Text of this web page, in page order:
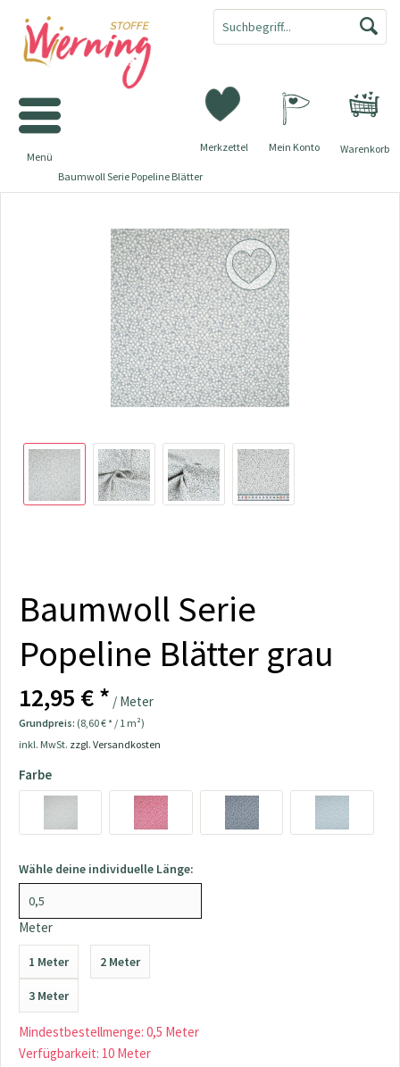
Warenkorb
Merkzettel Mein Konto
Menü
Baumwoll Serie Popeline Blätter
Baumwoll Serie
Popeline Blätter grau
12,95 € * / Meter
Grundpreis: (8,60 € * / 1 m²)
inkl. MwSt. zzgl. Versandkosten
Farbe
Wähle deine individuelle Länge:
Meter
1 Meter 2 Meter
3 Meter
Mindestbestellmenge: 0,5 Meter
Verfügbarkeit: 10 Meter